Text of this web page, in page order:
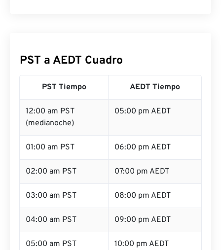
PST a AEDT Cuadro
PST Tiempo AEDT Tiempo
12:00 am PST
(medianoche)
05:00 pm AEDT
01:00 am PST 06:00 pm AEDT
02:00 am PST 07:00 pm AEDT
03:00 am PST 08:00 pm AEDT
04:00 am PST 09:00 pm AEDT
05:00 am PST 10:00 pm AEDT